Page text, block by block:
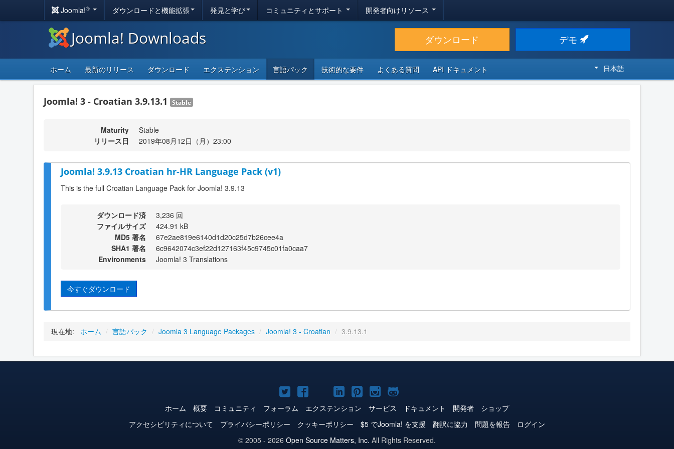
Joomla!® ダウンロードと機能拡張 発見と学び コミュニティとサポート 開発者向けリソース
Joomla! Downloads ダウンロード デモ
ホーム 最新のリリース ダウンロード エクステンション 言語パック 技術的な要件 よくある質問 API ドキュメント 日本語
Joomla! 3 - Croatian 3.9.13.1 Stable
Maturity
Stable
リリース日
2019年08月12日（月）23:00
Joomla! 3.9.13 Croatian hr-HR Language Pack (v1)
This is the full Croatian Language Pack for Joomla! 3.9.13
ダウンロード済
3,236 回
ファイルサイズ
424.91 kB
MD5 署名
67e2ae819e6140d1d20c25d7b26cee4a
SHA1 署名
6c9642074c3ef22d127163f45c9745c01fa0caa7
Environments
Joomla! 3 Translations
今すぐダウンロード
現在地: ホーム / 言語パック / Joomla 3 Language Packages / Joomla! 3 - Croatian / 3.9.13.1
Joomla!
Twitter
Joomla!
Facebook
Joomla!
YouTube
Joomla!
LinkedIn
Joomla!
Pinterest
Joomla!
Instagram
Joomla!
GitHub
ホーム 概要 コミュニティ フォーラム エクステンション サービス ドキュメント 開発者
ショップ
アクセシビリティについて
プライバシーポリシー クッキーポリシー $5 でJoomla! を支援 翻訳に協力 問題を報告
ログイン
© 2005 - 2026 Open Source Matters, Inc. All Rights Reserved.